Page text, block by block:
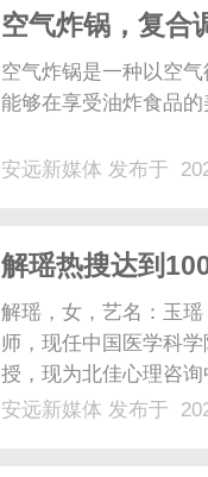
空气炸锅，复合
空气炸锅是一种以空
能够在享受油炸食品
安远新媒体 发布于
解瑶热搜达到
解瑶，女，艺名：玉
师，现任中国医学科
授，现为北佳心理咨
理咨询的系统培训与
安远新媒体 发布于